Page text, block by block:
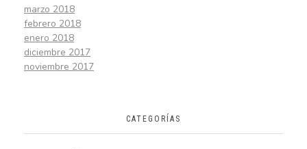
marzo 2018
febrero 2018
enero 2018
diciembre 2017
noviembre 2017
CATEGORÍAS